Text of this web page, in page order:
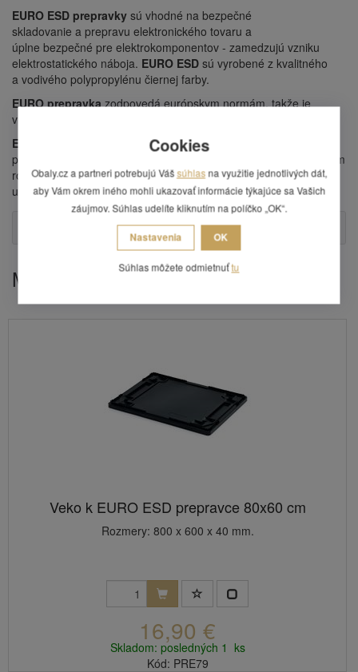
EURO ESD prepravky sú vhodné na bezpečné
skladovanie a prepravu elektronického tovaru a
úplne bezpečné pre elektrokomponentov - zamedzujú vzniku
elektrostatického náboja. EURO ESD sú vyrobené z kvalitného
a vodivého polypropylénu čiernej farby.
EURO prepravkazodpovedá európskym normám, takže je
vhodná aj pre vývoz do zahraničía.
EURO prepravky
sú dimenzované tak, aby sa l'ahko zmestili na
paletu a boli medzi sebou kompatibilné - teda sa nelíšili vonkajším
rozmerom. Líšia sa iba výškou a tak
umožnia zvoliť vhodnú vel'kosť pre Váš tovar.
Mohlo by Vás zaujímať
Veko k EURO ESD prepravce 80x60 cm
Rozmery: 800 x 600 x 40 mm.
16,90 €
Skladom: posledných 1 ks
Kód: PRE79
Cookies
Obaly.cz a partneri potrebujú Vášsúhlas na využitie jednotlivých dát,
aby Vám okrem iného mohli ukazovať informácie týkajúce sa Vašich
záujmov. Súhlas udelíte kliknutím na políčko „OK“.
Nastavenia OK
Súhlas môžete odmietnuťtu